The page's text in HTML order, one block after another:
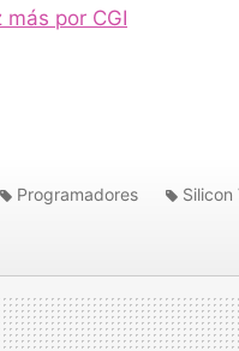
por CGI
Programadores Silicon